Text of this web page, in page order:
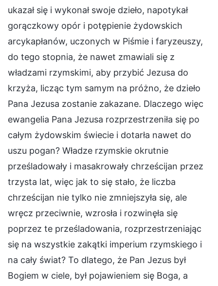
ukazał się i wykonał swoje dzieło, napotykał
gorączkowy opór i potępienie żydowskich
arcykapłanów, uczonych w Piśmie i faryzeuszy,
do tego stopnia, że nawet zmawiali się z
władzami rzymskimi, aby przybić Jezusa do
krzyża, licząc tym samym na próżno, że dzieło
Pana Jezusa zostanie zakazane. Dlaczego więc
ewangelia Pana Jezusa rozprzestrzeniła się po
całym żydowskim świecie i dotarła nawet do
uszu pogan? Władze rzymskie okrutnie
prześladowały i masakrowały chrześcijan przez
trzysta lat, więc jak to się stało, że liczba
chrześcijan nie tylko nie zmniejszyła się, ale
wręcz przeciwnie, wzrosła i rozwinęła się
poprzez te prześladowania, rozprzestrzeniając
się na wszystkie zakątki imperium rzymskiego i
na cały świat? To dlatego, że Pan Jezus był
Bogiem w ciele, był pojawieniem się Boga, a